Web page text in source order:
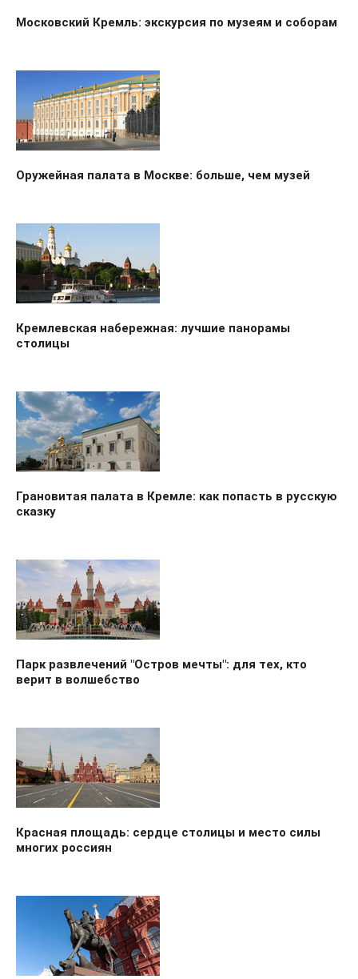
Московский Кремль: экскурсия по музеям и соборам
Оружейная палата в Москве: больше, чем музей
Кремлевская набережная: лучшие панорамы
столицы
Грановитая палата в Кремле: как попасть в русскую
сказку
Парк развлечений "Остров мечты": для тех, кто
верит в волшебство
Красная площадь: сердце столицы и место силы
многих россиян